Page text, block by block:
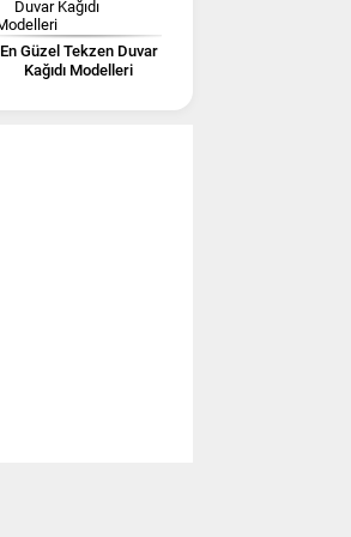
En Güzel Tekzen Duvar
Kağıdı Modelleri